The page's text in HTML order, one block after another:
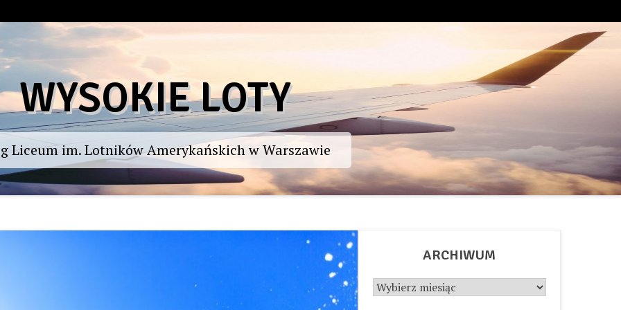
WYSOKIE LOTY
Liceum im. Lotników Amerykańskich w Warszawie
ARCHIWUM
Archiwum